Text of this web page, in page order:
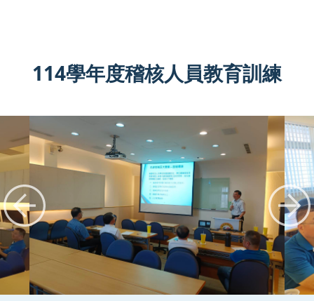
114學年度稽核人員教育訓練